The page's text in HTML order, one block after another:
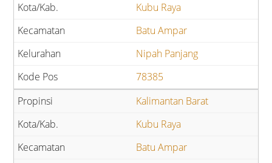
Kubu Raya
Batu Ampar
Nipah Panjang
78385
Kalimantan Barat
Kubu Raya
Batu Ampar